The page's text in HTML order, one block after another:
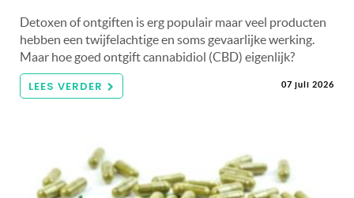
Detoxen of ontgiften is erg populair maar veel producten
hebben een twijfelachtige en soms gevaarlijke werking.
Maar hoe goed ontgift cannabidiol (CBD) eigenlijk?
LEES VERDER 07 juli 2026